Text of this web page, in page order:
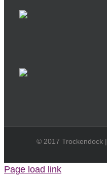
© 2017 Trockendock |
Page load link